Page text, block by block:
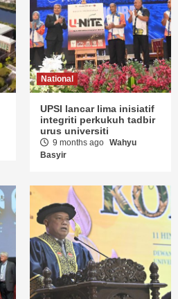
National
UPSI lancar lima inisiatif
integriti perkukuh tadbir
urus universiti
9 months ago Wahyu
Basyir